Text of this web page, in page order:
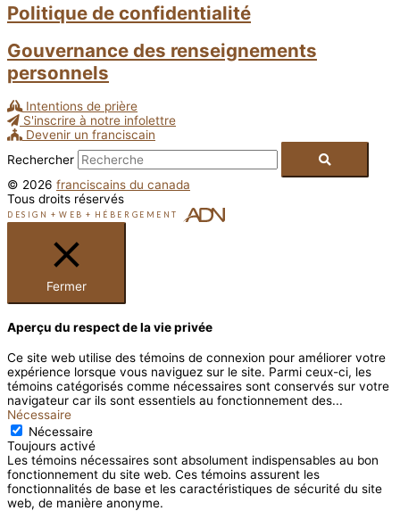
Politique de confidentialité
Gouvernance des renseignements
personnels
Intentions de prière
S'inscrire à notre infolettre
Devenir un franciscain
Rechercher
© 2026 franciscains du canada
Tous droits réservés
DESIGN + WEB + HÉBERGEMENT
Fermer
Aperçu du respect de la vie privée
Ce site web utilise des témoins de connexion pour améliorer votre
expérience lorsque vous naviguez sur le site. Parmi ceux-ci, les
témoins catégorisés comme nécessaires sont conservés sur votre
navigateur car ils sont essentiels au fonctionnement des...
Nécessaire
Nécessaire
Toujours activé
Les témoins nécessaires sont absolument indispensables au bon
fonctionnement du site web. Ces témoins assurent les
fonctionnalités de base et les caractéristiques de sécurité du site
web, de manière anonyme.